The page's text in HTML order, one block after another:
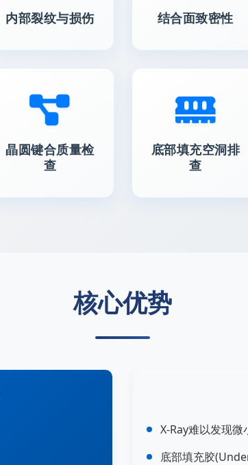
内部裂纹与损伤 结合面致密性
晶圆键合质量检
查
底部填充空洞排
查
核心优势
X-Ray难以发现
底部填充胶